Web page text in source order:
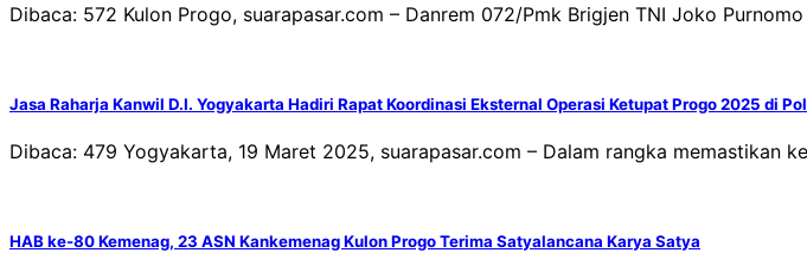
Dibaca: 572 Kulon Progo, suarapasar.com – Danrem 072/Pmk Brigjen TNI Joko
Jasa Raharja Kanwil D.I. Yogyakarta Hadiri Rapat Koordinasi Eksternal Operasi Ketupat Progo 2025 di
Dibaca: 479 Yogyakarta, 19 Maret 2025, suarapasar.com – Dalam rangka memastikan
HAB ke-80 Kemenag, 23 ASN Kankemenag Kulon Progo Terima Satyalancana Karya Satya